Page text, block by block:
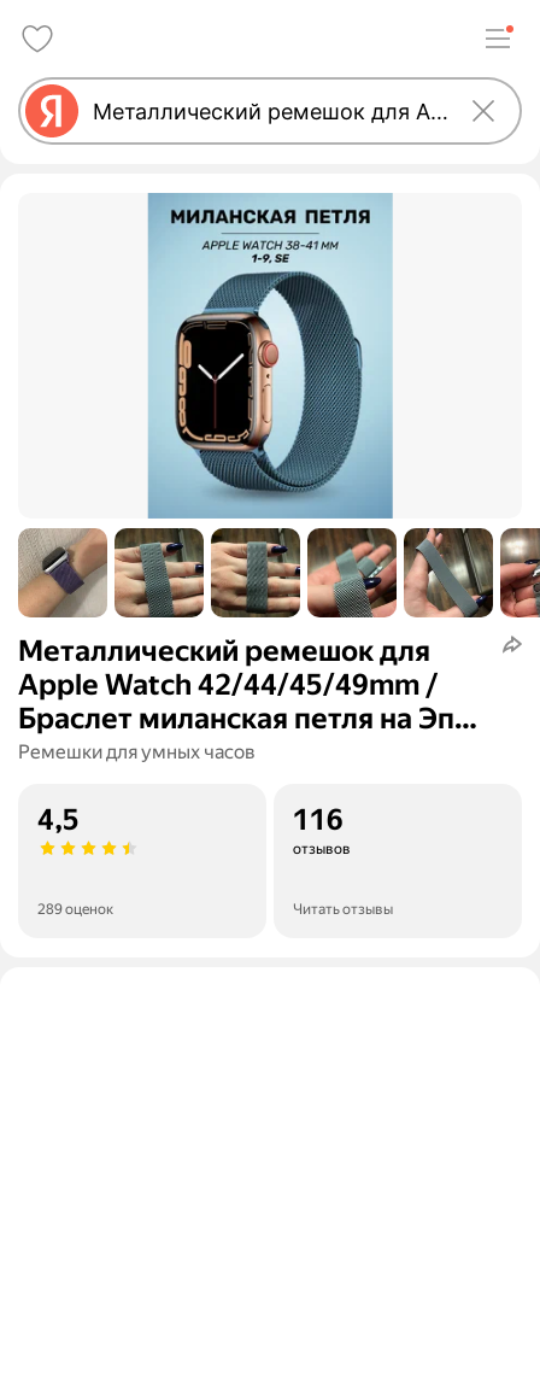
Металлический ремешок для
Apple Watch 42/44/45/49mm /
Браслет миланская петля на Эпл
Вотч 1-9, SE серии / Черно-
Ремешки для умных часов
4,5
289 оценок
116
отзывов
Читать отзывы